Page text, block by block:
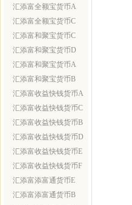
汇添富全额宝货币A
汇添富全额宝货币C
汇添富和聚宝货币C
汇添富和聚宝货币D
汇添富和聚宝货币A
汇添富和聚宝货币B
汇添富收益快钱货币A
汇添富收益快钱货币C
汇添富收益快钱货币B
汇添富收益快钱货币D
汇添富收益快钱货币E
汇添富收益快钱货币F
汇添富添富通货币E
汇添富添富通货币B